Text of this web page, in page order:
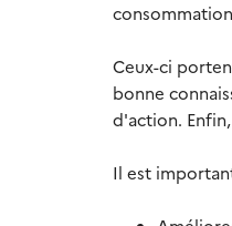
Ceux-ci
bonne
d'action.
Il est